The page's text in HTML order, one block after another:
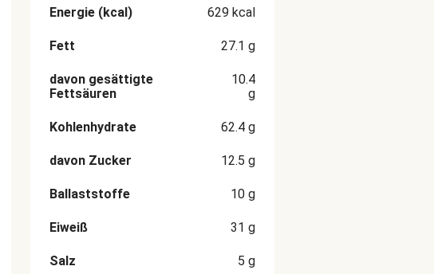
Energie (kcal) 629 kcal
Fett 27.1 g
davon gesättigte
Fettsäuren
10.4
g
Kohlenhydrate 62.4 g
davon Zucker 12.5 g
Ballaststoffe 10 g
Eiweiß 31 g
Salz 5 g